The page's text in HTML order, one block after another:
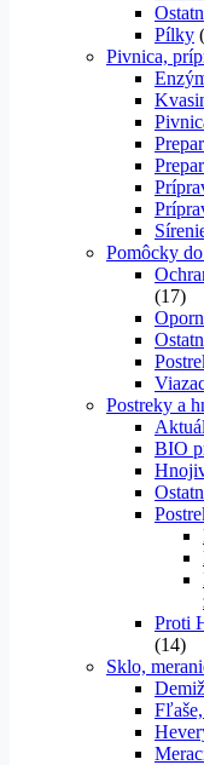
Pílky
Pivnica,
Pomôcky
(17)
Postreky a
BIO
Proti
(14)
Sklo,